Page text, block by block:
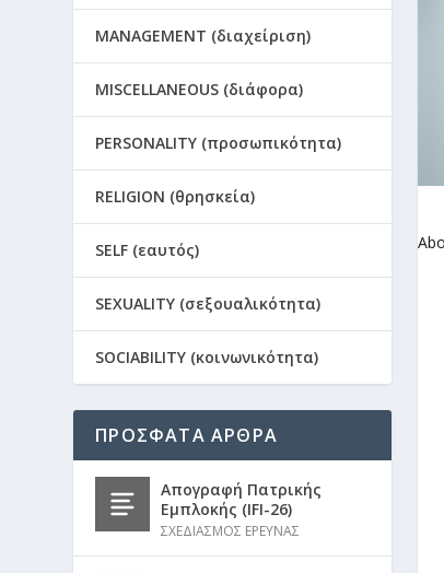
MANAGEMENT (διαχείριση)
MISCELLANEOUS (διάφορα)
PERSONALITY (προσωπικότητα)
RELIGION (θρησκεία)
SELF (εαυτός)
SEXUALITY (σεξουαλικότητα)
SOCIABILITY (κοινωνικότητα)
ΠΡΟΣΦΑΤΑ ΑΡΘΡΑ
Απογραφή Πατρικής
Εμπλοκής (IFI-26)
ΣΧΕΔΙΑΣΜΟΣ ΕΡΕΥΝΑΣ